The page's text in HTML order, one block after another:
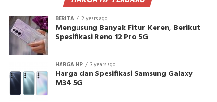
BERITA 2 years ago
Mengusung Banyak Fitur Keren, Berikut
Spesifikasi Reno 12 Pro 5G
HARGA HP 3 years ago
Harga dan Spesifikasi Samsung Galaxy
M34 5G